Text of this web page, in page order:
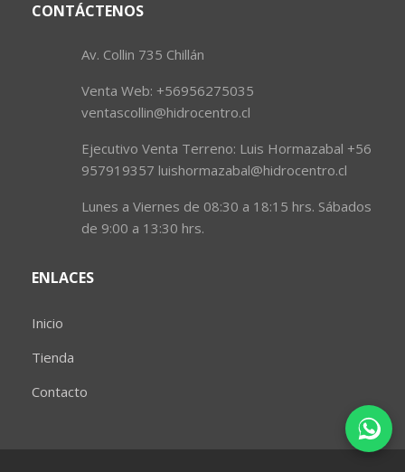
CONTÁCTENOS
Av. Collin 735 Chillán
Venta Web: +56956275035
ventascollin@hidrocentro.cl
Ejecutivo Venta Terreno: Luis Hormazabal +56
957919357 luishormazabal@hidrocentro.cl
Lunes a Viernes de 08:30 a 18:15 hrs. Sábados
de 9:00 a 13:30 hrs.
ENLACES
Inicio
Tienda
Contacto